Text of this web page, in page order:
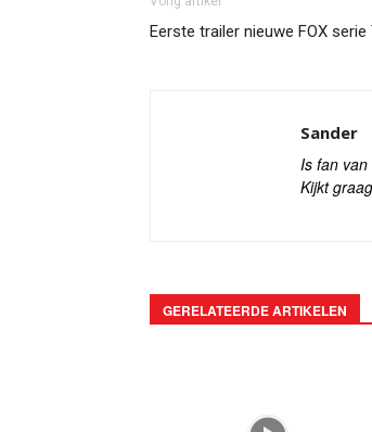
Eerste trailer nieuwe FOX serie
Sander
Is fan van
Kijkt
GERELATEERDE ARTIKELEN